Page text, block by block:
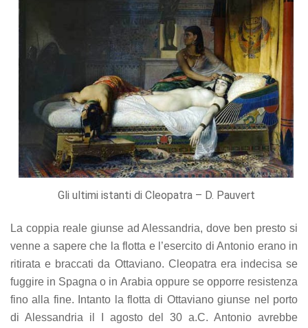
Gli ultimi istanti di Cleopatra – D. Pauvert
La coppia reale giunse ad Alessandria, dove ben presto si
venne a sapere che la flotta e l’esercito di Antonio erano in
ritirata e braccati da Ottaviano. Cleopatra era indecisa se
fuggire in Spagna o in Arabia oppure se opporre resistenza
fino alla fine. Intanto la flotta di Ottaviano giunse nel porto
di Alessandria il I agosto del 30 a.C. Antonio avrebbe